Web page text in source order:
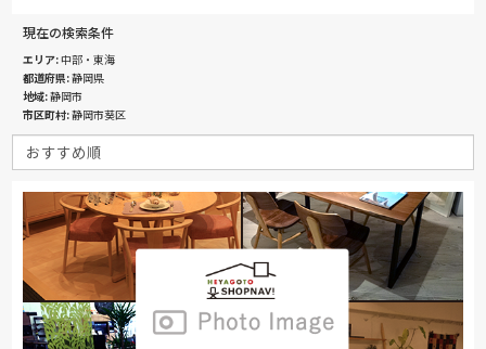
現在の検索条件
エリア 中部・東海
都道府県 静岡県
地域 静岡市
市区町村 静岡市葵区